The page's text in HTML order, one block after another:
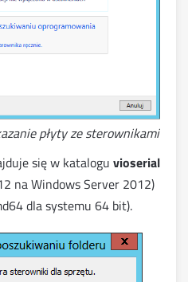
płyty ze sterownikami
się w katalogu vioserial
na Windows Server 2012)
dla systemu 64 bit).